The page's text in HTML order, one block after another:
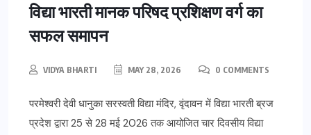
विद्या भारती मानक परिषद प्रशिक्षण वर्ग का
सफल समापन
VIDYA BHARTI MAY 28, 2026 0 COMMENTS
परमेश्वरी देवी धानुका सरस्वती विद्या मंदिर, वृंदावन में विद्या भारती ब्रज
प्रदेश द्वारा 25 से 28 मई 2026 तक आयोजित चार दिवसीय विद्या